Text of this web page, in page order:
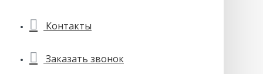
Контакты
Заказать звонок